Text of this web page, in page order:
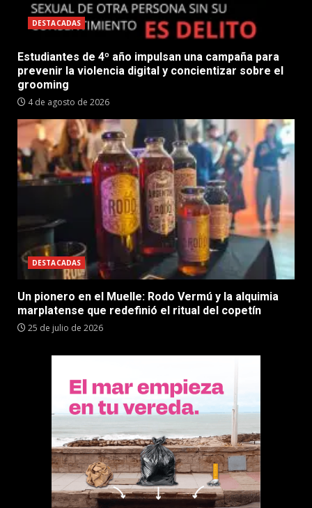
DESTACADAS
Estudiantes de 4º año impulsan una campaña para
prevenir la violencia digital y concientizar sobre el
grooming
4 de agosto de 2026
DESTACADAS
Un pionero en el Muelle: Rodo Vermú y la alquimia
marplatense que redefinió el ritual del copetín
25 de julio de 2026